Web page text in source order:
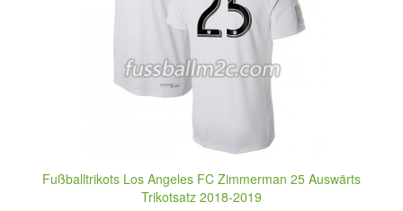
Fußballtrikots Los Angeles FC Zimmerman 25 Auswärts
Trikotsatz 2018-2019